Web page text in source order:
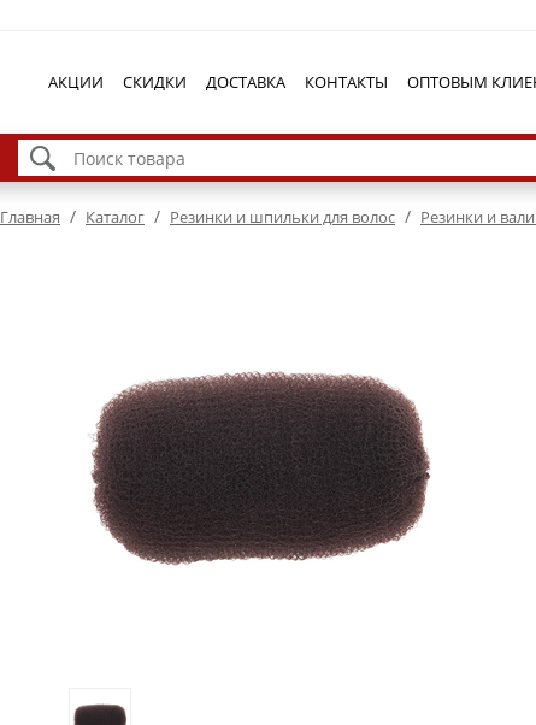
АКЦИИ СКИДКИ ДОСТАВКА КОНТАКТЫ ОПТОВЫМ
Главная / Каталог / Резинки и шпильки для волос / Резинки и